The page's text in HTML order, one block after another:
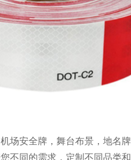
场安全牌，舞台布景，地名牌
不同的需求，定制不同品类